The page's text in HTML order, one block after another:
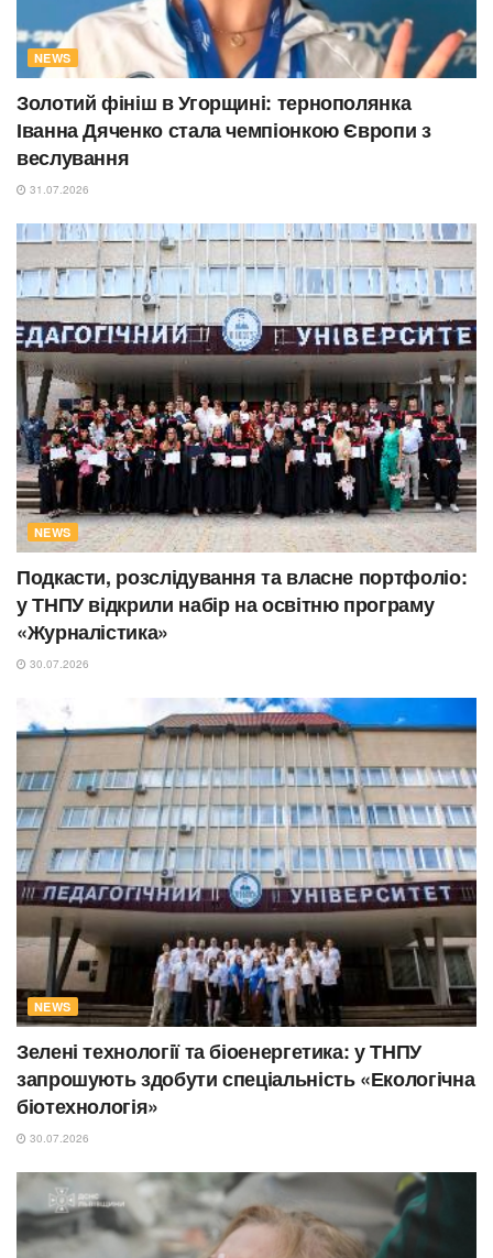
NEWS
Золотий фініш в Угорщині: тернополянка
Іванна Дяченко стала чемпіонкою Європи з
веслування
31.07.2026
NEWS
Подкасти, розслідування та власне портфоліо:
у ТНПУ відкрили набір на освітню програму
«Журналістика»
30.07.2026
NEWS
Зелені технології та біоенергетика: у ТНПУ
запрошують здобути спеціальність «Екологічна
біотехнологія»
30.07.2026